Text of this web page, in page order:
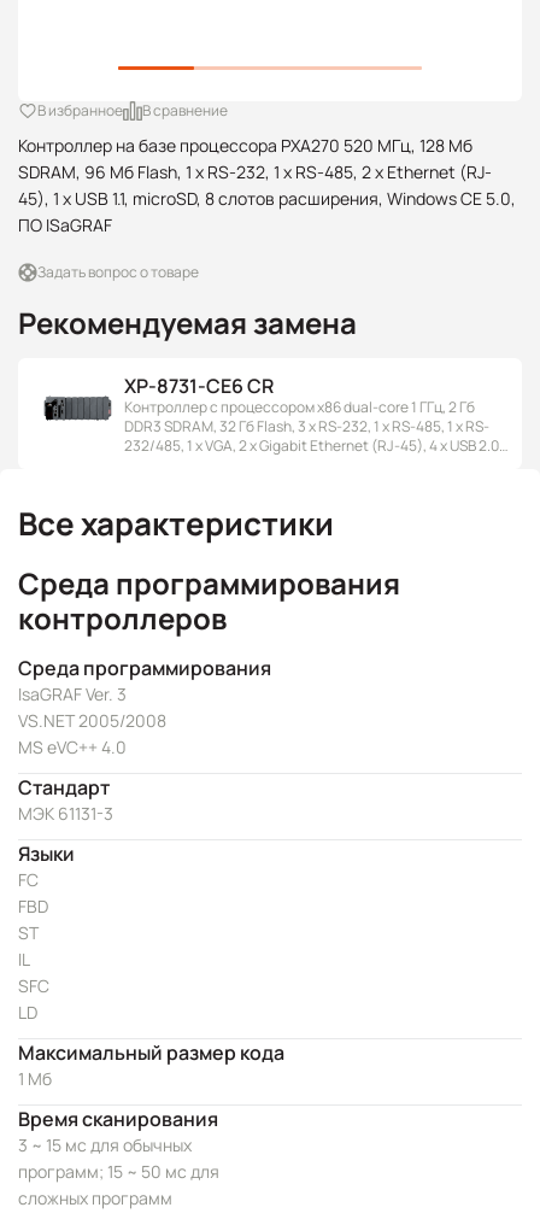
Контроллер на базе процессора PXA270 520 МГц, 128 Mб
SDRAM, 96 Mб Flash, 1 x RS-232, 1 x RS-485, 2 x Ethernet (RJ-
45), 1 x USB 1.1, microSD, 8 слотов расширения, Windows CE 5.0,
ПО ISaGRAF
В избранное В сравнение
Задать вопрос о товаре
Рекомендуемая замена
XP-8731-CE6 CR
Контроллер с процессором x86 dual-core 1 ГГц, 2 Гб
DDR3 SDRAM, 32 Гб Flash, 3 x RS-232, 1 x RS-485, 1 x RS-
232/485, 1 x VGA, 2 x Gigabit Ethernet (RJ-45), 4 x USB 2.0,
Все характеристики
Среда программирования
контроллеров
Среда программирования
IsaGRAF Ver. 3
VS.NET 2005/2008
MS eVC++ 4.0
Стандарт
МЭК 61131-3
Языки
FC
FBD
ST
IL
SFC
LD
Максимальный размер кода
1 Мб
Время сканирования
3 ~ 15 мс для обычных
программ; 15 ~ 50 мс для
сложных программ